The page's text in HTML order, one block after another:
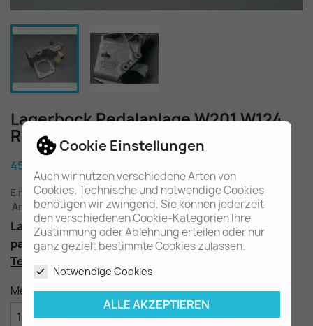
Cookie Einstellungen
Auch wir nutzen verschiedene Arten von
Cookies. Technische und notwendige Cookies
benötigen wir zwingend. Sie können jederzeit
den verschiedenen Cookie-Kategorien Ihre
Zustimmung oder Ablehnung erteilen oder nur
ganz gezielt bestimmte Cookies zulassen.
Notwendige Cookies
ALLE AKZEPTIEREN
Lagerbock Pedalanlage W201 W124
R129 A1242900419 A1292900119
45,90 €
Einschl. gesetzl. MwSt. zuzügl. Versandkosten
Am Lager - In 2-3 Tagen bei Ihnen (Inland)
Lagerbock für Pedalanlage bei Schaltgetriebe
passend für die Baureihen W201, W124 & R129
Teilenummer
Menge
 IN DEN WARENKORB